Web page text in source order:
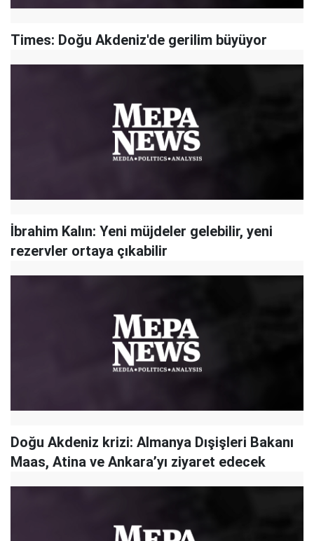
Times: Doğu Akdeniz'de gerilim büyüyor
İbrahim Kalın: Yeni müjdeler gelebilir, yeni
rezervler ortaya çıkabilir
Doğu Akdeniz krizi: Almanya Dışişleri Bakanı
Maas, Atina ve Ankara’yı ziyaret edecek